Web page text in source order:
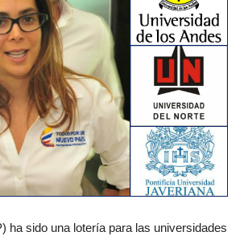
ha sido una lotería para las universidades